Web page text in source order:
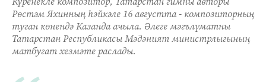
Рөстәм Яхинның һәйкәле 16 августта - композиторның
туган көнендә Казанда ачыла. Әлеге мәгълүматны
Татарстан Республикасы Мәдәният министрлыгының
матбугат хезмәте раслады.